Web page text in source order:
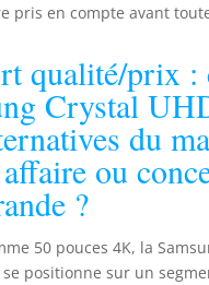
pris en compte avant
qualité/prix :
Crystal
du
ou
?
50 pouces 4K, la
se positionne sur un